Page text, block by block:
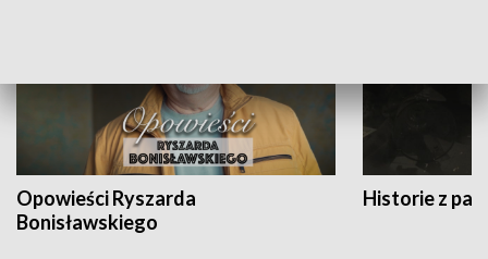
Opowieści Ryszarda
Bonisławskiego
Historie z